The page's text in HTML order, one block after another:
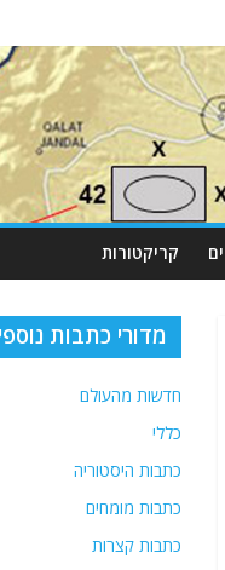
קריקטורות
מדורי כתבות
חדשות מהעולם
כללי
כתבות היסטוריה
כתבות מומחים
כתבות קצרות